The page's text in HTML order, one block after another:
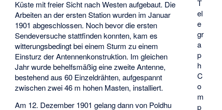
T
el
e
gr
a
p
h
C
o
m
p
Küste mit freier Sicht nach Westen aufgebaut. Die
Arbeiten an der ersten Station wurden im Januar
1901 abgeschlossen. Noch bevor die ersten
Sendeversuche stattfinden konnten, kam es
witterungsbedingt bei einem Sturm zu einem
Einsturz der Antennenkonstruktion. Im gleichen
Jahr wurde behelfsmäßig eine zweite Antenne,
bestehend aus 60 Einzeldrähten, aufgespannt
zwischen zwei 46 m hohen Masten, installiert.
Am 12. Dezember 1901 gelang dann von Poldhu